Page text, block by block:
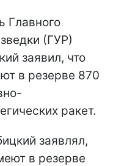
Главного
(ГУР)
заявил, что
в резерве 870
ракет.
заявлял,
в резерве